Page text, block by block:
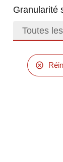
Granularité
Toutes